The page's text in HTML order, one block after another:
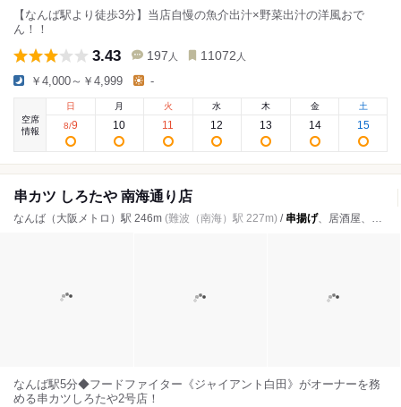
【なんば駅より徒歩3分】当店自慢の魚介出汁×野菜出汁の洋風おで
ん！！
3.43 197 人 11072 人
￥4,000～￥4,999 -
空席
情報
日
8/9
月
10
火
11
水
12
木
13
金
14
土
15
串カツ しろたや 南海通り店
なんば（大阪メトロ）駅 246m (難波（南海）駅 227m) / 串揚げ、居酒屋、もつ焼き
なんば駅5分◆フードファイター《ジャイアント白田》がオーナーを務
める串カツしろたや2号店！